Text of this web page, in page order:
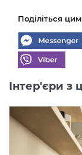
Поділіться
Інтер'єри з